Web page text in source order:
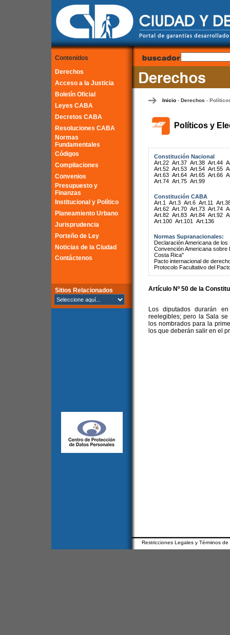
Contenidos
Derechos
Acceso a la Justicia
Boletín Oficial
Leyes CABA
Decretos CABA
Resoluciones CABA
Normas
Fundamentales
Códigos
Compilaciones
Convenios
Presupuesto y
Finanzas
Institucional y Político
Planeamiento Urbano
Jurisprudencia
Porteño de Ley
Noticias de la Ciudad
Contáctenos
Sitios Relacionados
Inicio- Derechos -
Políticos y
Constitución Nacional
Art.22 Art.37 Art.38 Art.44
Art.52 Art.53 Art.54 Art.55
Art.63 Art.64 Art.65 Art.66
Art.74 Art.75 Art.99
Constitución CABA
Art.1
Art.3 Art.6 Art.11
Art.62 Art.70 Art.73 Art.74
Art.82 Art.83 Art.84 Art.92
Art.100 Art.101 Art.136
Normas Supranacionales:
Declaración Americana de
Convención Americana
Costa Rica"
Pacto internacional de
Protocolo Facultativo del
Artículo Nº 50 de la
Los diputados durarán
reelegibles; pero la Sala
los nombrados para la
los que deberán salir en el
Restricciones Legales y Términos de